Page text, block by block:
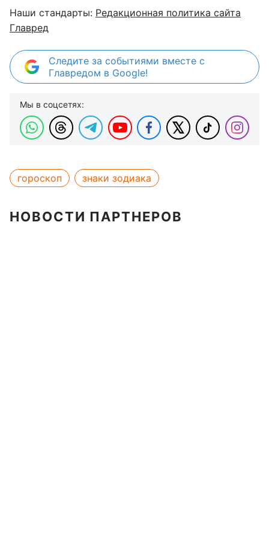
Наши стандарты: Редакционная политика сайта
Главред
Следите за событиями вместе с
Главредом в Google!
Мы в соцсетях:
гороскоп знаки зодиака
НОВОСТИ ПАРТНЕРОВ